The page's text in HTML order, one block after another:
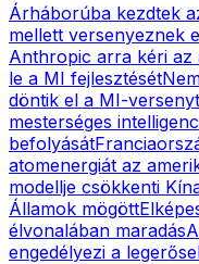
Árháborúba kezdtek
mellett versenyeznek
Anthropic arra kéri az
le a MI fejlesztését
döntik el a MI-versenyt
mesterséges
befolyását
atomenergiát az
modellje csökkenti
Államok mögött
élvonalában maradás
engedélyezi a